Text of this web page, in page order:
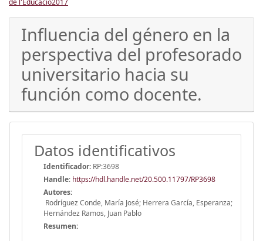
de l'Educació2017
Influencia del género en la
perspectiva del profesorado
universitario hacia su
función como docente.
Datos identificativos
Identificador: RP:3698
Handle: https://hdl.handle.net/20.500.11797/RP3698
Autores:
Rodríguez Conde, María José; Herrera García, Esperanza;
Hernández Ramos, Juan Pablo
Resumen: